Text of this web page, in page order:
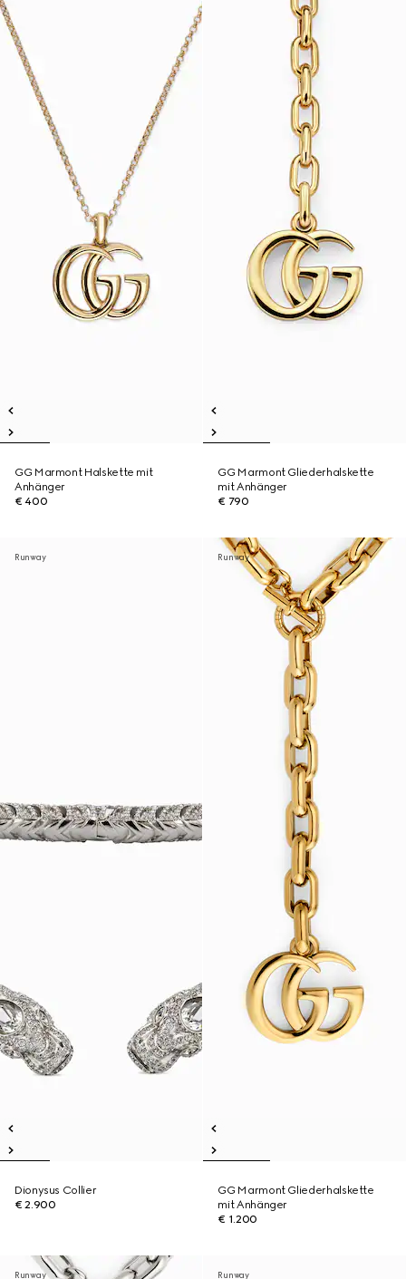
GG Marmont Halskette mit
Anhänger
€ 400
GG Marmont Gliederhalskette
mit Anhänger
€ 790
Runway
Dionysus Collier
€ 2.900
Runway
GG Marmont Gliederhalskette
mit Anhänger
€ 1.200
Runway Runway